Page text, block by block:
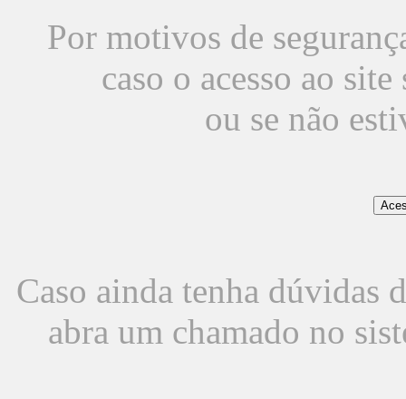
Por motivos de
caso o acesso ao
ou se não
Caso ainda tenha dúvidas
abra um chamado no